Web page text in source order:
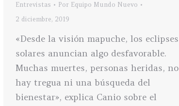
Entrevistas Por Equipo Mundo Nuevo
2 diciembre, 2019
«Desde la visión mapuche, los eclipses
solares anuncian algo desfavorable.
Muchas muertes, personas heridas, no
hay tregua ni una búsqueda del
bienestar», explica Canio sobre el